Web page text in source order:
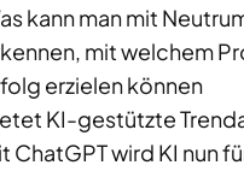
kann man mit
mit welchem
erzielen können
KI-gestützte
ChatGPT wird KI nun